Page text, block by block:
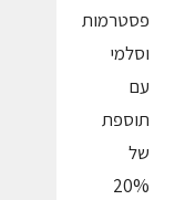
פסטרמות
וסלמי
עם
תוספת
של
20%